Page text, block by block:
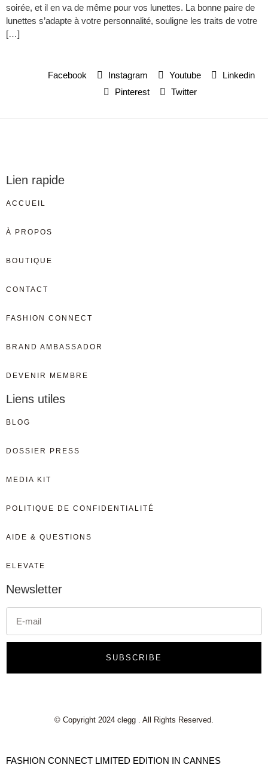
soirée, et il en va de même pour vos lunettes. La bonne paire de
lunettes s’adapte à votre personnalité, souligne les traits de votre
[…]
Facebook Instagram Youtube
Linkedin
Pinterest
Twitter
Lien rapide
ACCUEIL
À PROPOS
BOUTIQUE
CONTACT
FASHION CONNECT
BRAND AMBASSADOR
DEVENIR MEMBRE
Liens utiles
BLOG
DOSSIER PRESS
MEDIA KIT
POLITIQUE DE CONFIDENTIALITÉ
AIDE & QUESTIONS
ELEVATE
Newsletter
SUBSCRIBE
© Copyright 2024 clegg . All Rights Reserved.
FASHION CONNECT LIMITED EDITION IN CANNES